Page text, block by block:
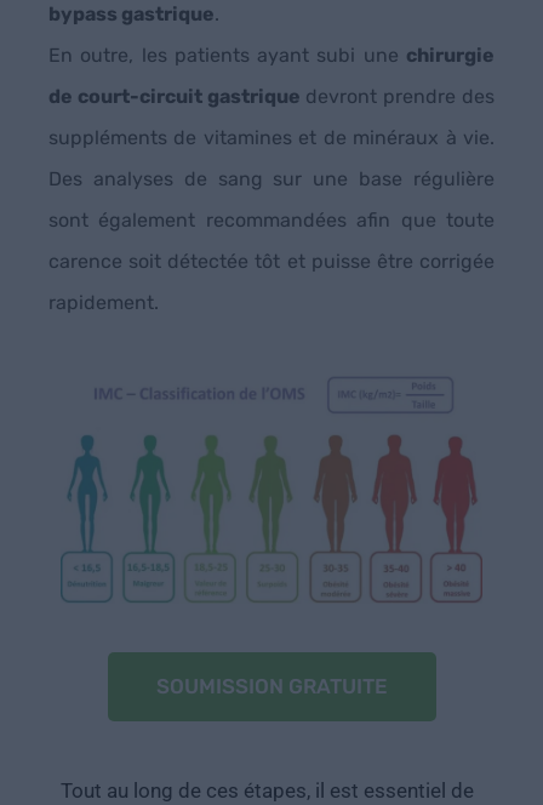
bypass gastrique.
En outre, les patients ayant subi une chirurgie
de court-circuit gastrique devront prendre des
suppléments de vitamines et de minéraux à vie.
Des analyses de sang sur une base régulière
sont également recommandées afin que toute
carence soit détectée tôt et puisse être corrigée
rapidement.
SOUMISSION GRATUITE
Tout au long de ces étapes, il est essentiel de